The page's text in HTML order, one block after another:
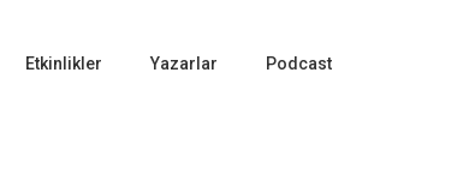
Etkinlikler Yazarlar Podcast